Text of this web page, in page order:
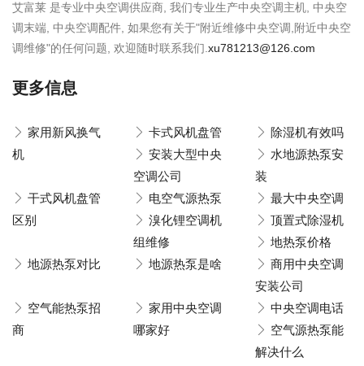
艾富莱 是专业中央空调供应商, 我们专业生产中央空调主机, 中央空
调末端, 中央空调配件, 如果您有关于"附近维修中央空调,附近中央空
调维修"的任何问题, 欢迎随时联系我们. xu781213@126.com
更多信息
家用新风换气
机
卡式风机盘管
除湿机有效吗
安装大型中央
空调公司
水地源热泵安
装
干式风机盘管
区别
电空气源热泵
最大中央空调
溴化锂空调机
组维修
顶置式除湿机
地热泵价格
地源热泵对比
地源热泵是啥
商用中央空调
安装公司
空气能热泵招
商
家用中央空调
哪家好
中央空调电话
空气源热泵能
解决什么